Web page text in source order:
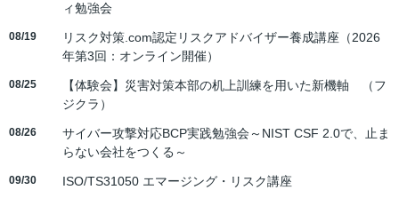
ィ勉強会
08/19
リスク対策.com認定リスクアドバイザー養成講座（2026
年第3回：オンライン開催）
08/25
【体験会】災害対策本部の机上訓練を用いた新機軸 （フ
ジクラ）
08/26
サイバー攻撃対応BCP実践勉強会～NIST CSF 2.0で、止ま
らない会社をつくる～
09/30 ISO/TS31050 エマージング・リスク講座